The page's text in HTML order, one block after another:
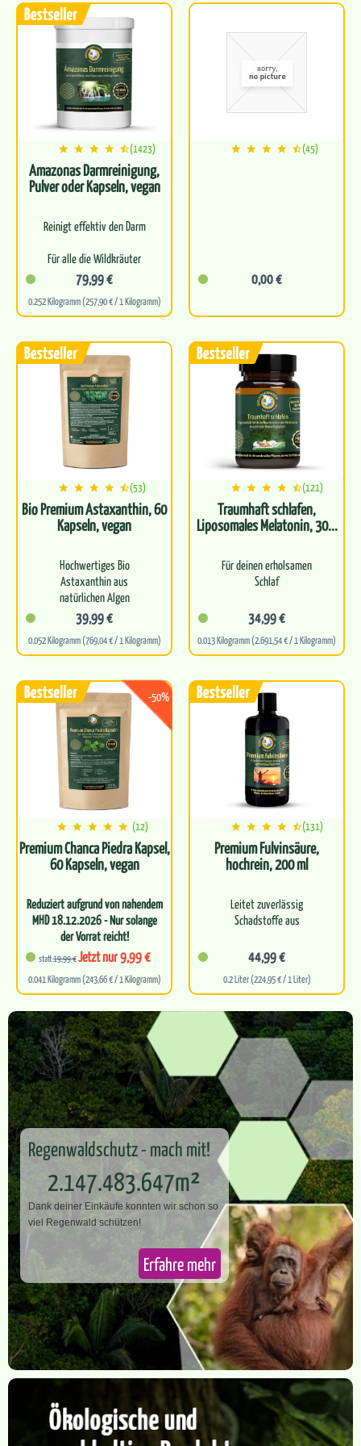
(1423)
Amazonas Darmreinigung,
Pulver oder Kapseln, vegan
Reinigt effektiv den Darm
Für alle die Wildkräuter
lieben
Leitet natürlich
Schadstoffe aus
Perfekte Basis für eine
gesunde…
79,99 €
0.252 Kilogramm (257,90 € / 1 Kilogramm)
Befreit…
(121)
Traumhaft schlafen,
Liposomales Melatonin, 30...
Für deinen erholsamen
Schlaf
GABA, Magnesium und
Melatonin in einer
liposomalen Kapsel
Hohe Bioverfügbarkeit
Ohne Nebenwirkungen
34,99 €
0.013 Kilogramm (2.691,54 € / 1 Kilogramm)
-50%
(12)
Premium Chanca Piedra Kapsel,
60 Kapseln, vegan
Reduziert aufgrund von nahendem
MHD 18.12.2026 - Nur solange
der Vorrat reicht!
Hochdosierte Chanca Piedra
in praktischer…
statt19,99 €Jetzt nur 9,99 €
0.041 Kilogramm (243,66 € / 1 Kilogramm)
(53)
Bio Premium Astaxanthin, 60
Kapseln, vegan
Hochwertiges Bio
Astaxanthin aus
natürlichen Algen
Unterstützt die
Zellgesundheit und
antioxidative Abwehrkraft
Trägt zum…
39,99 €
0.052 Kilogramm (769,04 € / 1 Kilogramm)
Für optimale…
Regenwaldschutz - mach mit!
2.147.483.647m²
Dank deiner Einkäufe konnten wir schon so
v​iel Regenwald schützen!
Erfahre mehr
(45)
0,00 €
(131)
Premium Fulvinsäure,
hochrein, 200 ml
Leitet zuverlässig
Schadstoffe aus
Entgiftet dich effektiv auf
Zellebene
Kurbelt deinen
körpereigenen
Zellstoffwechsel an
44,99 €
0.2 Liter (224,95 € / 1 Liter)